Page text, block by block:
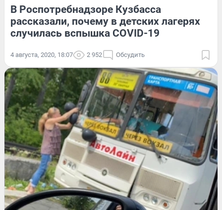
В Роспотребнадзоре Кузбасса
рассказали, почему в детских лагерях
случилась вспышка COVID-19
4 августа, 2020, 18:07 2 952 Обсудить